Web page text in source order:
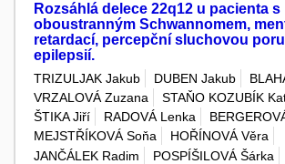
Rozsáhlá delece 22q12 u pacienta s
oboustranným Schwannomem,
retardací, percepční sluchovou
epilepsií.
TRIZULJAK Jakub DUBEN Jakub
VRZALOVÁ Zuzana
STAŇO KOZUBÍK
ŠTIKA Jiří
RADOVÁ Lenka
MEJSTŘÍKOVÁ Soňa
HOŘÍNOVÁ Věra
JANČÁLEK Radim
POSPÍŠILOVÁ Šárka